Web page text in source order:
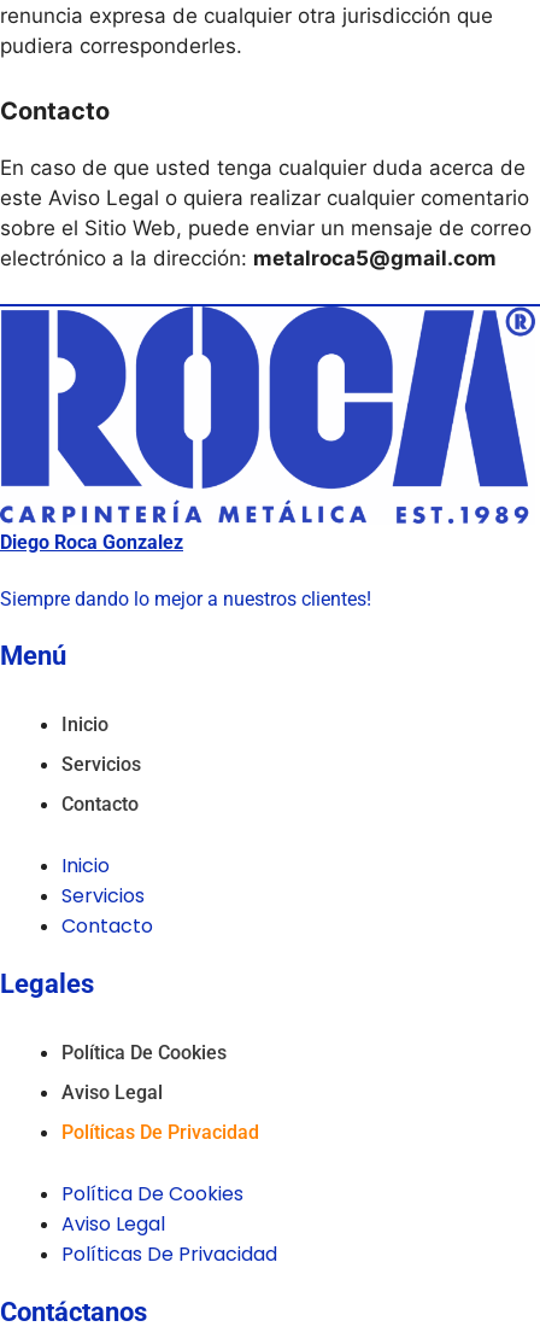
renuncia expresa de cualquier otra jurisdicción que
pudiera corresponderles.
Contacto
En caso de que usted tenga cualquier duda acerca de
este Aviso Legal o quiera realizar cualquier comentario
sobre el Sitio Web, puede enviar un mensaje de correo
electrónico a la dirección: metalroca5@gmail.com
Diego Roca Gonzalez
Siempre dando lo mejor a nuestros clientes!
Menú
Inicio
Servicios
Contacto
Inicio
Servicios
Contacto
Legales
Política De Cookies
Aviso Legal
Políticas De Privacidad
Política De Cookies
Aviso Legal
Políticas De Privacidad
Contáctanos